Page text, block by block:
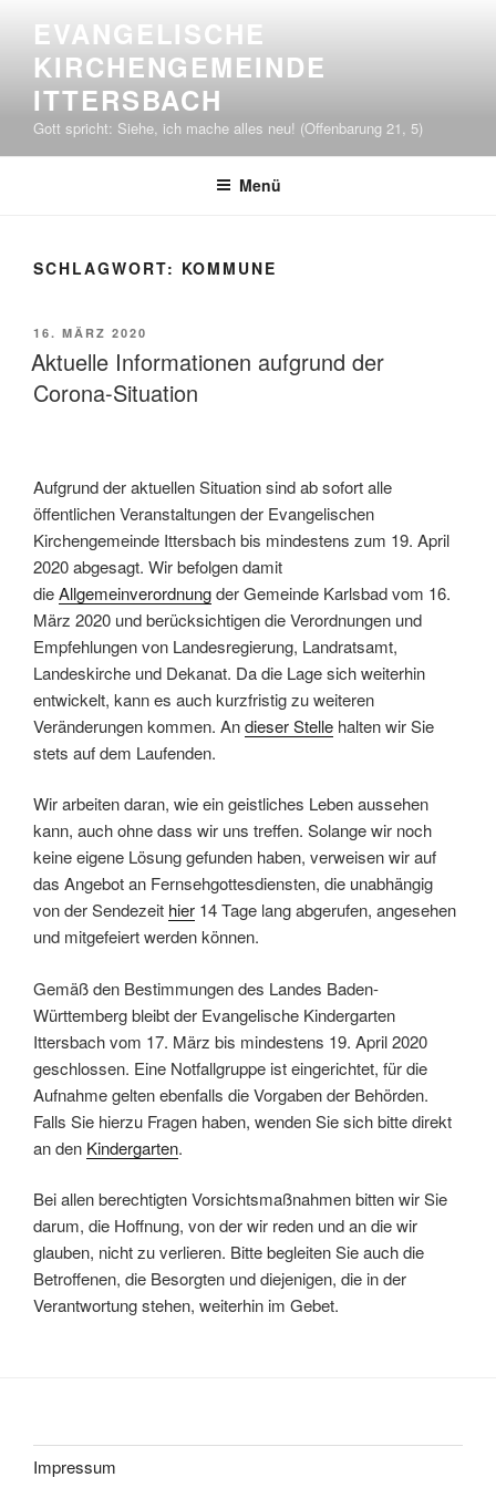
springen
EVANGELISCHE
KIRCHENGEMEINDE
ITTERSBACH
Gott spricht: Siehe, ich mache alles neu! (Offenbarung 21, 5)
Menü
SCHLAGWORT: KOMMUNE
VERÖFFENTLICHT
AM
16. MÄRZ 2020
Aktuelle Informationen aufgrund der
Corona-Situation
Aufgrund der aktuellen Situation sind ab sofort alle
öffentlichen Veranstaltungen der Evangelischen
Kirchengemeinde Ittersbach bis mindestens zum 19. April
2020 abgesagt. Wir befolgen damit
dieAllgemeinverordnungder Gemeinde Karlsbad vom 16.
März 2020 und berücksichtigen die Verordnungen und
Empfehlungen von Landesregierung, Landratsamt,
Landeskirche und Dekanat. Da die Lage sich weiterhin
entwickelt, kann es auch kurzfristig zu weiteren
Veränderungen kommen. Andieser Stelle halten wir Sie
stets auf dem Laufenden.
Wir arbeiten daran, wie ein geistliches Leben aussehen
kann, auch ohne dass wir uns treffen. Solange wir noch
keine eigene Lösung gefunden haben, verweisen wir auf
das Angebot an Fernsehgottesdiensten, die unabhängig
von der Sendezeit hier 14 Tage lang abgerufen, angesehen
und mitgefeiert werden können.
Gemäß den Bestimmungen des Landes Baden-
Württemberg bleibt der Evangelische Kindergarten
Ittersbach vom 17. März bis mindestens 19. April 2020
geschlossen. Eine Notfallgruppe ist eingerichtet, für die
Aufnahme gelten ebenfalls die Vorgaben der Behörden.
Falls Sie hierzu Fragen haben, wenden Sie sich bitte direkt
an den Kindergarten.
Bei allen berechtigten Vorsichtsmaßnahmen bitten wir Sie
darum, die Hoffnung, von der wir reden und an die wir
glauben, nicht zu verlieren. Bitte begleiten Sie auch die
Betroffenen, die Besorgten und diejenigen, die in der
Verantwortung stehen, weiterhin im Gebet.
Impressum